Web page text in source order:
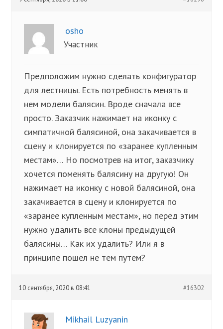
osho
Участник
Предположим нужно сделать конфигуратор
для лестницы. Есть потребность менять в
нем модели балясин. Вроде сначала все
просто. Заказчик нажимает на иконку с
симпатичной балясиной, она закачивается в
сцену и клонируется по «заранее купленным
местам»… Но посмотрев на итог, заказчику
хочется поменять балясину на другую! Он
нажимает на иконку с новой балясиной, она
закачивается в сцену и клонируется по
«заранее купленным местам», но перед этим
нужно удалить все клоны предыдущей
балясины… Как их удалить? Или я в
принципе пошел не тем путем?
10 сентября, 2020 в 08:41 #16302
Mikhail Luzyanin